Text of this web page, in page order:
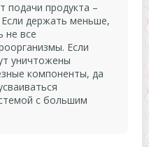
подачи продукта –
держать меньше,
не все
Если
уничтожены
компоненты, да
с большим